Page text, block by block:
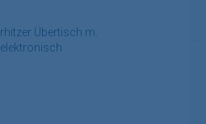
Übertisch m.